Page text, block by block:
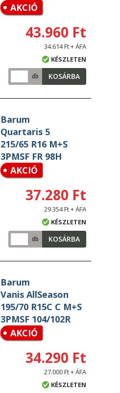
AKCIÓ
43.960 Ft
34.614 Ft + ÁFA
KÉSZLETEN
db KOSÁRBA
Barum
Quartaris 5
215/65 R16 M+S
3PMSF FR 98H
AKCIÓ
37.280 Ft
29.354 Ft + ÁFA
KÉSZLETEN
db KOSÁRBA
Barum
Vanis AllSeason
195/70 R15C C M+S
3PMSF 104/102R
AKCIÓ
34.290 Ft
27.000 Ft + ÁFA
KÉSZLETEN